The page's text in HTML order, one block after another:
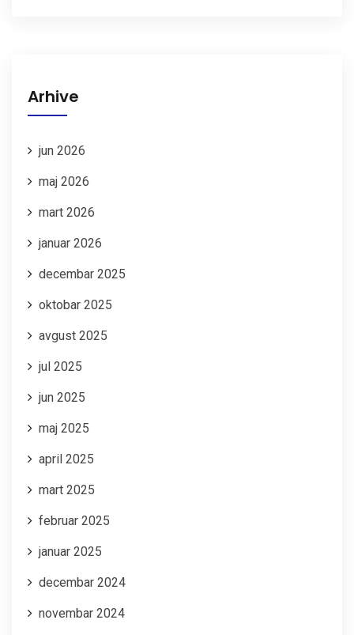
Arhive
jun 2026
maj 2026
mart 2026
januar 2026
decembar 2025
oktobar 2025
avgust 2025
jul 2025
jun 2025
maj 2025
april 2025
mart 2025
februar 2025
januar 2025
decembar 2024
novembar 2024